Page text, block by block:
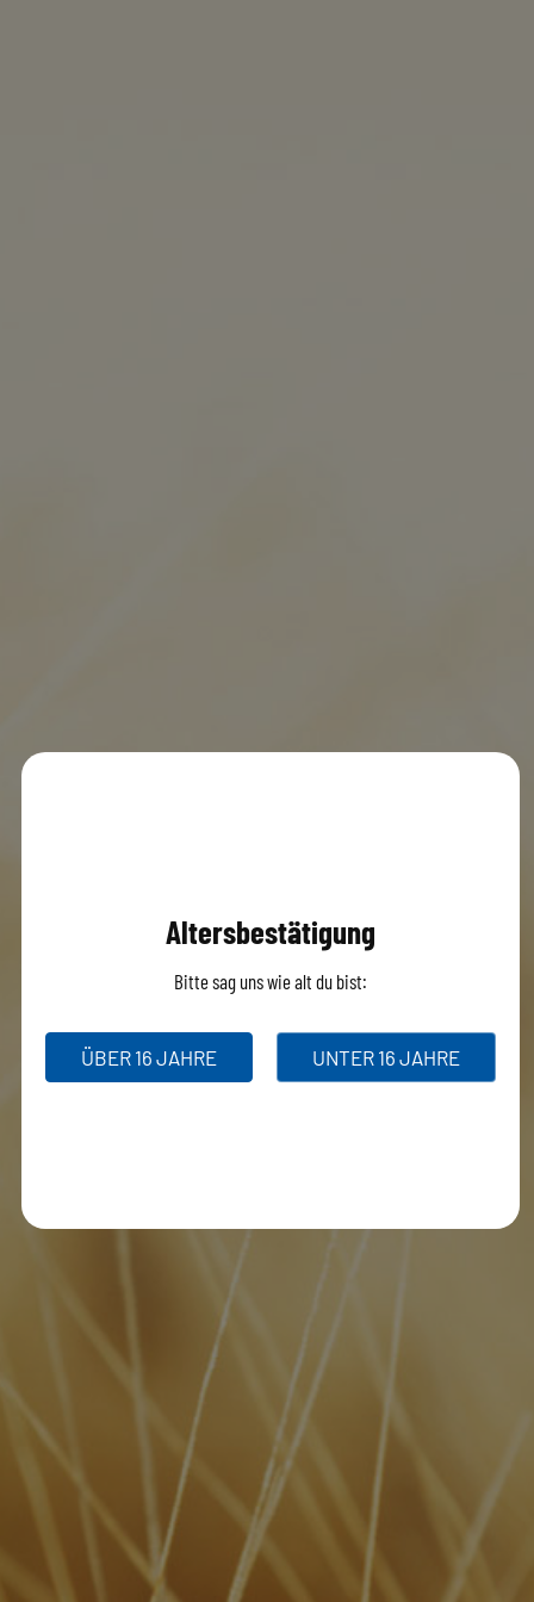
Altersbestätigung
Bitte sag uns wie alt du bist:
ÜBER 16 JAHRE UNTER 16 JAHRE
Weizenglas 0,33L
€3.50